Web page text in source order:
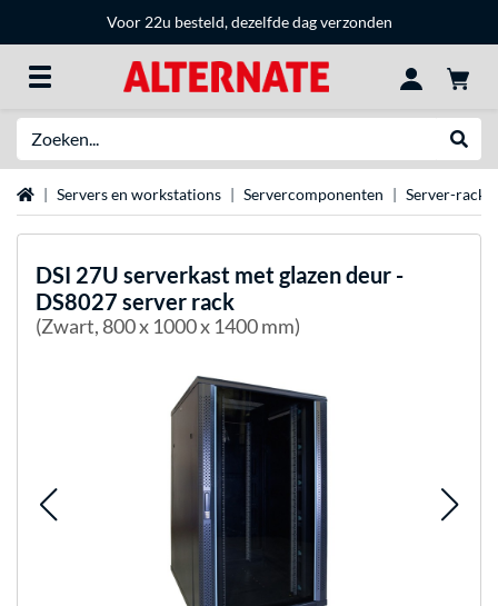
Voor 22u besteld, dezelfde dag verzonden
HomeServers en workstations Servercomponenten Server-racks
DSI 27U serverkast met glazen deur -
DS8027 server rack
(Zwart, 800 x 1000 x 1400 mm)